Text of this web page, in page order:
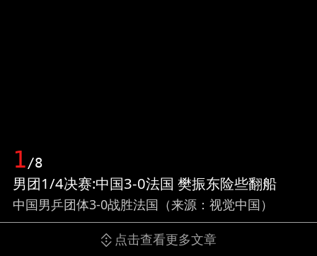
1/8
男团1/4决赛:中国3-0法国 樊振东险些翻船
中国男乒团体3-0战胜法国（来源：视觉中国）
点击查看更多文章